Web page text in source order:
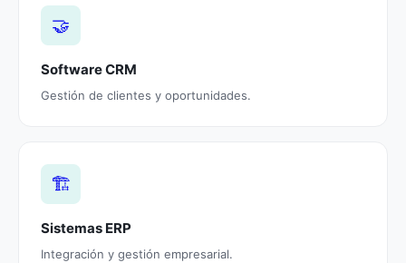
🤝
Software CRM
Gestión de clientes y oportunidades.
🏗️
Sistemas ERP
Integración y gestión empresarial.